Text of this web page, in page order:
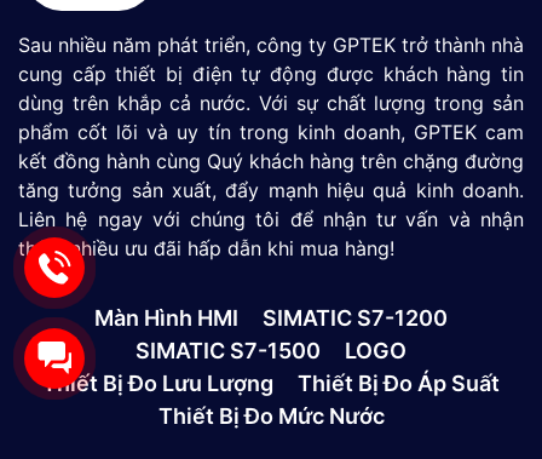
Sau nhiều năm phát triển, công ty GPTEK trở thành nhà
cung cấp thiết bị điện tự động được khách hàng tin
dùng trên khắp cả nước. Với sự chất lượng trong sản
phẩm cốt lõi và uy tín trong kinh doanh, GPTEK cam
kết đồng hành cùng Quý khách hàng trên chặng đường
tăng tưởng sản xuất, đẩy mạnh hiệu quả kinh doanh.
Liên hệ ngay với chúng tôi để nhận tư vấn và nhận
thêm nhiều ưu đãi hấp dẫn khi mua hàng!
Màn Hình HMI
SIMATIC S7-1200
SIMATIC S7-1500
LOGO
Thiết Bị Đo Lưu Lượng
Thiết Bị Đo Áp Suất
Thiết Bị Đo Mức Nước